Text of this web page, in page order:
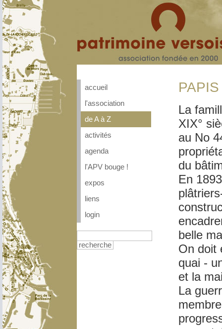
accueil
l'association
de A à Z
activités
agenda
l'APV bouge !
expos
liens
login
recherche
La
XIX°
au No
du
En
belle
On doit
quai -
et la
La